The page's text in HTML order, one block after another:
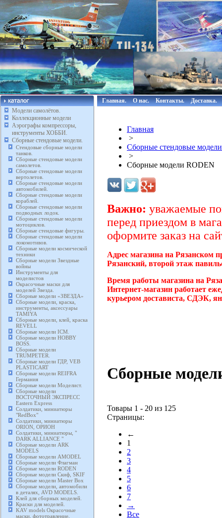
Модели самолётов.
Коллекционные модели
Аэрографы компрессоры,
инструменты ХОББИ.
Сборные стендовые модели.
Стендовые сборные модели
танков.
Сборные стендовые модели
самолетов.
Сборные стендовые модели
вертолетов.
Сборные стендовые модели
автомобилей.
Сборные стендовые модели
кораблей.
Сборные стендовые модели
подводных лодок.
Сборные стендовые модели
мотоциклов.
Сборные стендовые фигуры.
Сборные стендовые модели
локомотивов.
Сборные модели космической
техники
Сборные модели Звездные
войны
Инструменты для
моделистов
Окрасочные маски для
моделей Звезда.
Сборные модели «ЗВЕЗДА»
Сборные модели, краска,
инструменты, аксессуары
TAMIYA
Сборные модели, клей, краска
REVELL
Сборные модели ICM.
Сборные модели HOBBY
BOSS.
Сборные модели
TRUMPETER.
Сборные модели ГДР, VEB
PLASTICART
Сборные модели REIFRA
Германия
Сборные модели Моделист.
Сборные модели
ВОСТОЧНЫЙ ЭКСПРЕСС
Eastern Express
Солдатики, миниатюры
"RedBox"
Солдатики, миниатюры
ORION, ОРИОН
Солдатики, миниатюры, "
DARK ALLIANCE "
Сборные модели ARK
MODELS
Сборные модели AMODEL
Сборные модели Флагман
Сборные модели RODEN
Сборные модели Скиф, SKIF
Сборные модели Master Box
Сборные модели, автомобили
в деталях, AVD MODELS.
Клей для сборных моделей.
Краски для моделей.
KAV models Окрасочные
маски, фототравление,
Главная. О нас. Контакты. Доставка.
Главная
>
Сборные стендовые
>
Сборные модели RODEN
Важно: уважаемые
перед приездом в
оформите заказ на
Адрес магазина на Рязанском
Рязанский, второй этаж
Время работы магазина на
Интернет-магазин работает
курьером достависта, СДЭК,
Cборные
Товары 1 - 20 из 125
Страницы:
←
1
2
3
4
5
6
7
→
Все